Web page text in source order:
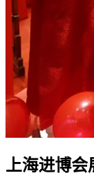
上海进博会